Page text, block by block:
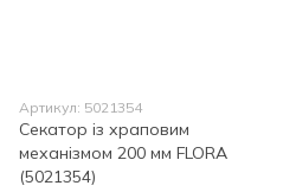
Артикул: 5021354
Секатор із храповим
механізмом 200 мм FLORA
(5021354)